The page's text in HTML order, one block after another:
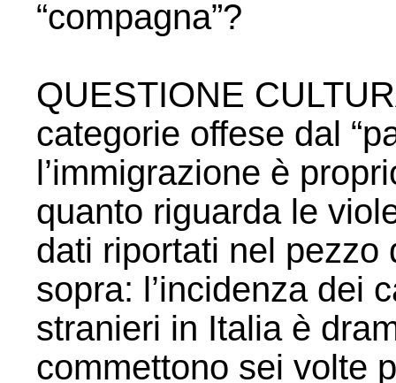
“compagna”?
QUESTIONE
categorie offese dal
l’immigrazione è
quanto riguarda le
dati riportati nel pezzo
sopra: l’incidenza dei
stranieri in Italia è
commettono sei volte